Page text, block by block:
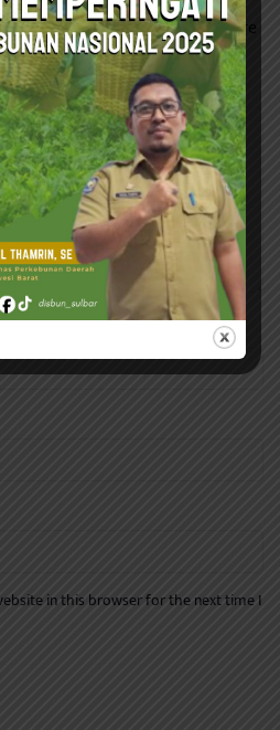
be published.Required fields are
in this browser for the next time I